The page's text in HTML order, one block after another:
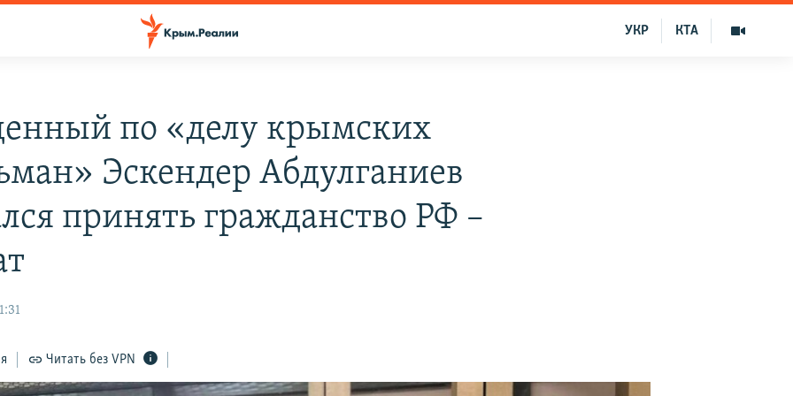
КТА
УКР
по «делу крымских
Эскендер Абдулганиев
принять гражданство РФ –
Читать без VPN